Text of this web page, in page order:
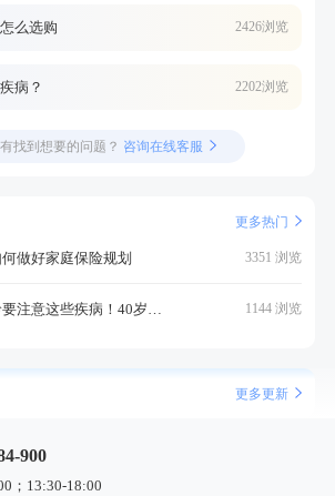
么选购 2426浏览
病？ 2202浏览
找到想要的问题？ 咨询在线客服
更多热门
做好家庭保险规划 3351 浏览
疾病！40岁的这个疾病最需要注意！ 1144 浏览
更多更新
900
；13:30-18:00